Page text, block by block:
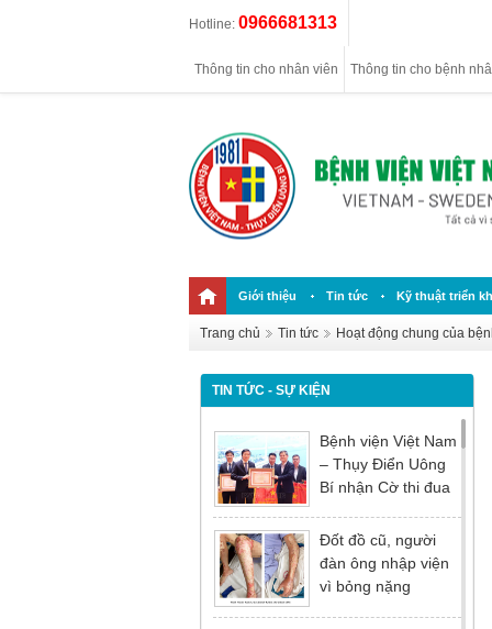
Hotline: 0966681313
Thông tin cho nhân viên Thông tin cho bệnh
Giới thiệu Tin tức Kỹ thuật triển
Trang chủ Tin tức Hoạt động chung của
TIN TỨC - SỰ KIỆN
Bệnh viện Việt Nam
– Thụy Điển Uông
Bí nhận Cờ thi đua
năm 2025 của
Đảng ủy - Ủy ban
nhân dân Tỉnh
Đốt đồ cũ, người
đàn ông nhập viện
vì bỏng nặng